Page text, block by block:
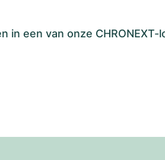
in een van onze CHRONEXT-